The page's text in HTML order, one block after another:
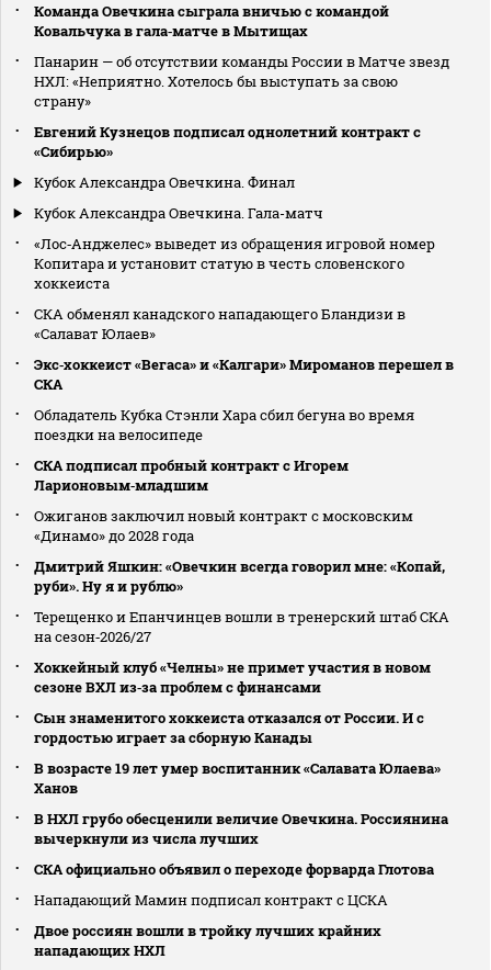
Команда Овечкина сыграла вничью с командой
Ковальчука в гала‑матче в Мытищах
Панарин — об отсутствии команды России в Матче звезд
НХЛ: «Неприятно. Хотелось бы выступать за свою
страну»
Евгений Кузнецов подписал однолетний контракт с
«Сибирью»
Кубок Александра Овечкина. Финал
Кубок Александра Овечкина. Гала-матч
«Лос‑Анджелес» выведет из обращения игровой номер
Копитара и установит статую в честь словенского
хоккеиста
СКА обменял канадского нападающего Бландизи в
«Салават Юлаев»
Экс‑хоккеист «Вегаса» и «Калгари» Мироманов перешел в
СКА
Обладатель Кубка Стэнли Хара сбил бегуна во время
поездки на велосипеде
СКА подписал пробный контракт с Игорем
Ларионовым‑младшим
Ожиганов заключил новый контракт с московским
«Динамо» до 2028 года
Дмитрий Яшкин: «Овечкин всегда говорил мне: «Копай,
руби». Ну я и рублю»
Терещенко и Епанчинцев вошли в тренерский штаб СКА
на сезон‑2026/27
Хоккейный клуб «Челны» не примет участия в новом
сезоне ВХЛ из‑за проблем с финансами
Сын знаменитого хоккеиста отказался от России. И с
гордостью играет за сборную Канады
В возрасте 19 лет умер воспитанник «Салавата Юлаева»
Ханов
В НХЛ грубо обесценили величие Овечкина. Россиянина
вычеркнули из числа лучших
СКА официально объявил о переходе форварда Глотова
Нападающий Мамин подписал контракт с ЦСКА
Двое россиян вошли в тройку лучших крайних
нападающих НХЛ